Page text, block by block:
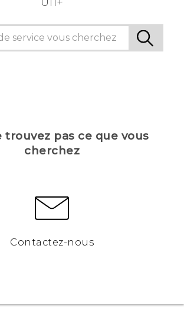
trouvez pas ce que vous
cherchez
Contactez-nous